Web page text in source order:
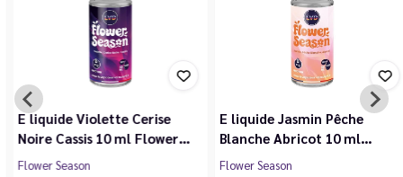
E liquide Violette Cerise
Noire Cassis 10 ml Flower…
Flower Season
E liquide Jasmin Pêche
Blanche Abricot 10 ml…
Flower Season